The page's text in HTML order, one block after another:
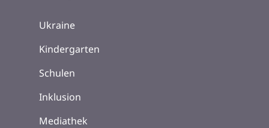
Ukraine
Kindergarten
Schulen
Inklusion
Mediathek